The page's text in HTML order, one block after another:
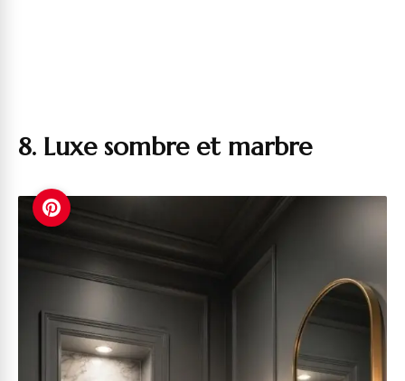
8. Luxe sombre et marbre